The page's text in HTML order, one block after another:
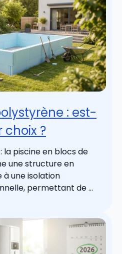
: est-
choix ?
la piscine en blocs de
une structure en
une isolation
permettant de ...